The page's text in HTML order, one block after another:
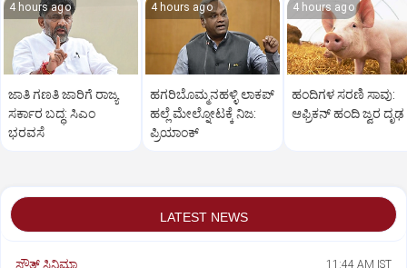
4 hours ago
ಜಾತಿ ಗಣತಿ ಜಾರಿಗೆ ರಾಜ್ಯ
ಸರ್ಕಾರ ಬದ್ಧ: ಸಿಎಂ
ಭರವಸೆ
4 hours ago
ಹಗರಿಬೊಮ್ಮನಹಳ್ಳಿ ಲಾಕಪ್‌
ಹಲ್ಲೆ ಮೇಲ್ನೋಟಕ್ಕೆ ನಿಜ:
ಪ್ರಿಯಾಂಕ್‌
4 hours ago
ಹಂದಿಗಳ ಸರಣಿ ಸಾವು:
ಆಫ್ರಿಕನ್‌ ಹಂದಿ ಜ್ವರ ದೃಢ
LATEST NEWS
ಸೌತ್‌ ಸಿನಿಮಾ 11:44 AM IST